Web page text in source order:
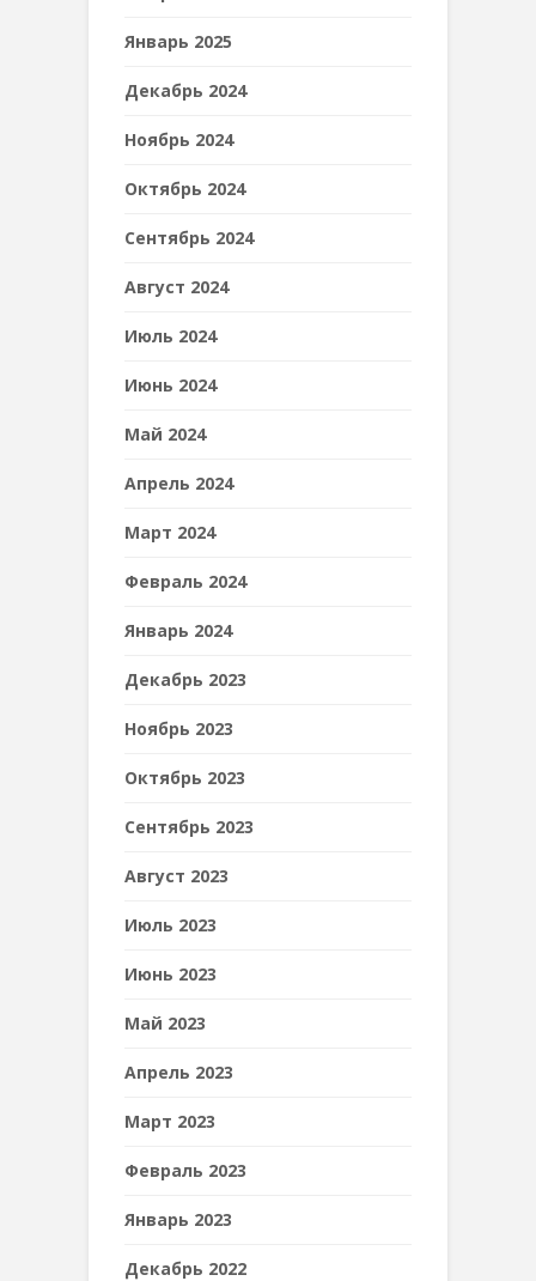
Январь 2025
Декабрь 2024
Ноябрь 2024
Октябрь 2024
Сентябрь 2024
Август 2024
Июль 2024
Июнь 2024
Май 2024
Апрель 2024
Март 2024
Февраль 2024
Январь 2024
Декабрь 2023
Ноябрь 2023
Октябрь 2023
Сентябрь 2023
Август 2023
Июль 2023
Июнь 2023
Май 2023
Апрель 2023
Март 2023
Февраль 2023
Январь 2023
Декабрь 2022